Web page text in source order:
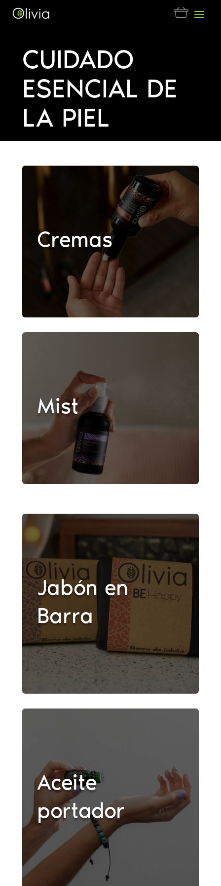
CUIDADO
ESENCIAL DE
LA PIEL
Cremas
Mist
Jabón en
Barra
Aceite
portador